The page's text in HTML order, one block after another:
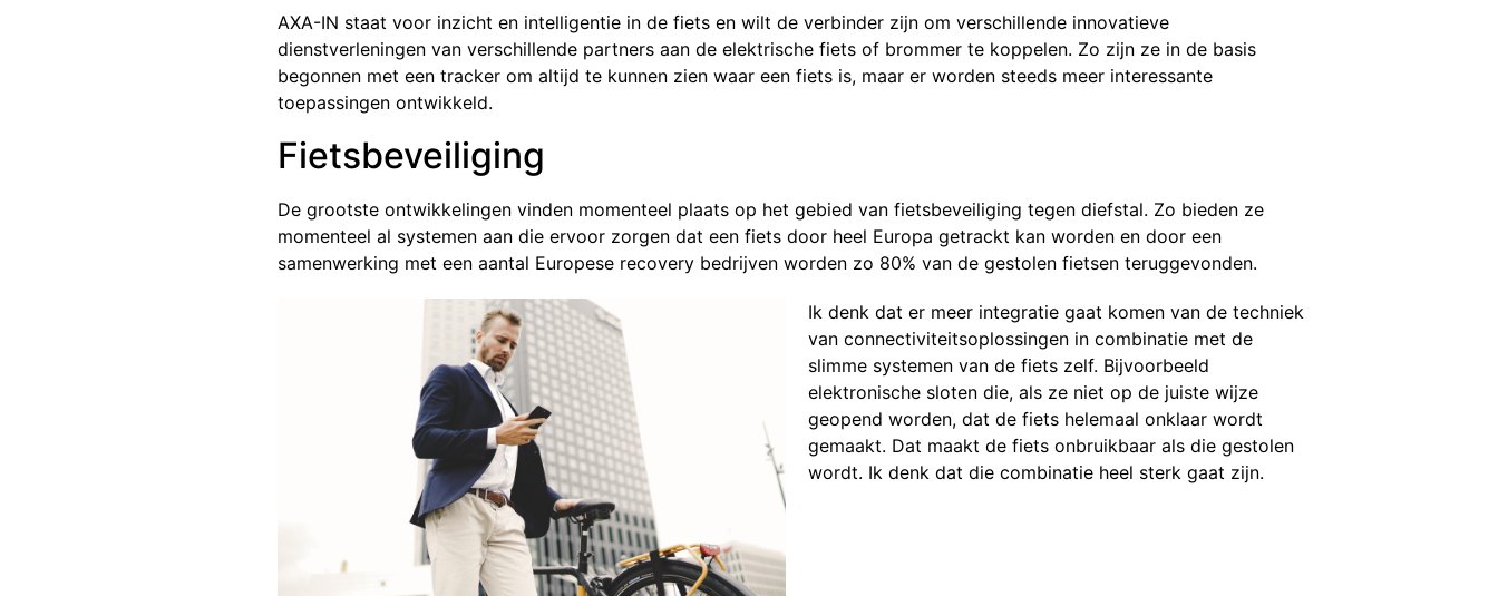
AXA-IN staat voor inzicht en intelligentie in de fiets en wilt de verbinder zijn om verschillende innovatieve
dienstverleningen van verschillende partners aan de elektrische fiets of brommer te koppelen. Zo zijn ze in de basis
begonnen met een tracker om altijd te kunnen zien waar een fiets is, maar er worden steeds meer interessante
toepassingen ontwikkeld.
Fietsbeveiliging
De grootste ontwikkelingen vinden momenteel plaats op het gebied van fietsbeveiliging tegen diefstal. Zo bieden ze
momenteel al systemen aan die ervoor zorgen dat een fiets door heel Europa getrackt kan worden en door een
samenwerking met een aantal Europese recovery bedrijven worden zo 80% van de gestolen fietsen teruggevonden.
Ik denk dat er meer integratie gaat komen van de techniek
van connectiviteitsoplossingen in combinatie met de
slimme systemen van de fiets zelf. Bijvoorbeeld
elektronische sloten die, als ze niet op de juiste wijze
geopend worden, dat de fiets helemaal onklaar wordt
gemaakt. Dat maakt de fiets onbruikbaar als die gestolen
wordt. Ik denk dat die combinatie heel sterk gaat zijn.